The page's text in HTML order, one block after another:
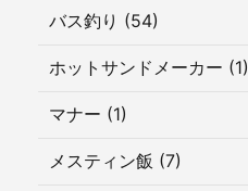
バス釣り (54)
ホットサンドメーカー (1)
マナー (1)
メスティン飯 (7)